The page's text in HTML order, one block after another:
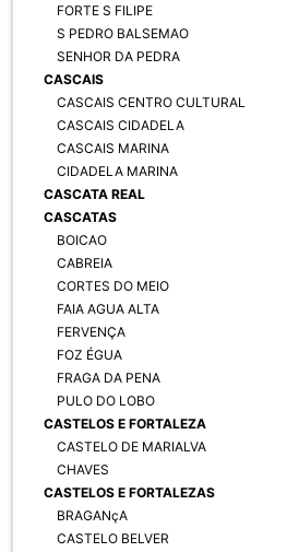
FORTE S FILIPE
S PEDRO BALSEMAO
SENHOR DA PEDRA
CASCAIS
CASCAIS CENTRO CULTURAL
CASCAIS CIDADELA
CASCAIS MARINA
CIDADELA MARINA
CASCATA REAL
CASCATAS
BOICAO
CABREIA
CORTES DO MEIO
FAIA AGUA ALTA
FERVENÇA
FOZ ÉGUA
FRAGA DA PENA
PULO DO LOBO
CASTELOS E FORTALEZA
CASTELO DE MARIALVA
CHAVES
CASTELOS E FORTALEZAS
BRAGANçA
CASTELO BELVER